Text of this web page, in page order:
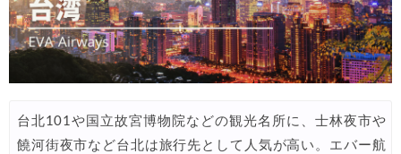
04/08 Expedia) ホテル 10%OFFクーポン
04/02 サプライス) 海外航空券 3,000円OFFクーポン
HIS) 海外航空券(ヨーロッパ) 2,000円OFFクーポン
04/01 エアトリ) 海外航空券+ホテル 最大30,000円OFFクーポン
台北101や国立故宮博物院などの観光名所に、士林夜市や
饒河街夜市など台北は旅行先として人気が高い。エバー航